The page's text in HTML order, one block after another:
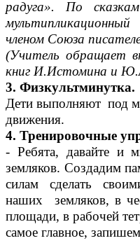
радуга». По
членом Союза
(Учитель обращает
книг И.Истомина и
3. Физкультминутка.
Дети выполняют под
движения.
4. Тренировочные
- Ребята, давайте и
земляков. Создадим
силам сделать
наших земляков, в
площади, в рабочей
самое главное,